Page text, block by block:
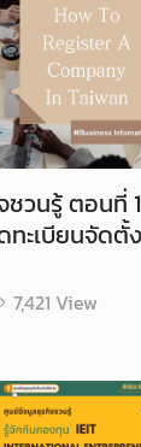
วนรู้ ตอนที่
ทะเบียนจัดตั้
7,421 View